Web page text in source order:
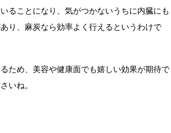
ることになり、気がつかないうちに内臓にも
り、麻炭なら効率よく行えるというわけで
ため、美容や健康面でも嬉しい効果が期待で
いね。